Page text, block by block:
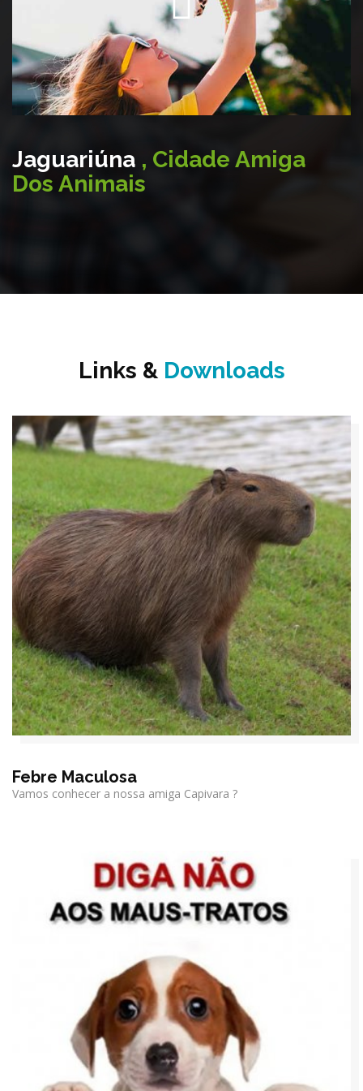
Jaguariúna , Cidade Amiga
Dos Animais
Links & Downloads
Febre Maculosa
Vamos conhecer a nossa amiga Capivara ?